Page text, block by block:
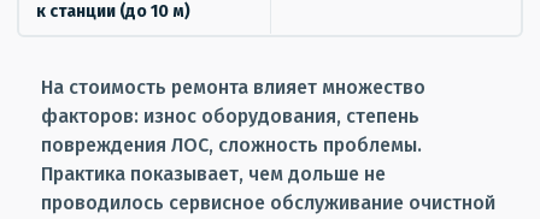
к станции (до 10 м)
На стоимость ремонта влияет множество
факторов: износ оборудования, степень
повреждения ЛОС, сложность проблемы.
Практика показывает, чем дольше не
проводилось сервисное обслуживание очистной